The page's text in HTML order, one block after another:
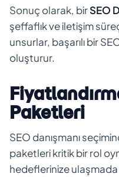
Sonuç olarak, birSEO
şeffaflık ve iletişim
unsurlar, başarılı bir
oluşturur.
Paketleri
SEO danışmanı
paketleri kritik bir rol
hedeflerinize